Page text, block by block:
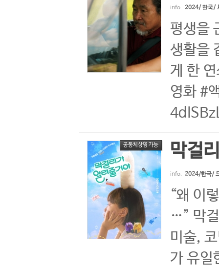
info. 2024/ 한국/
평생을
생활을
게 한
영화 #
공동체상영 가능 막걸
info. 2024/한국/
“왜 이
…” 막
미술,
가 유일